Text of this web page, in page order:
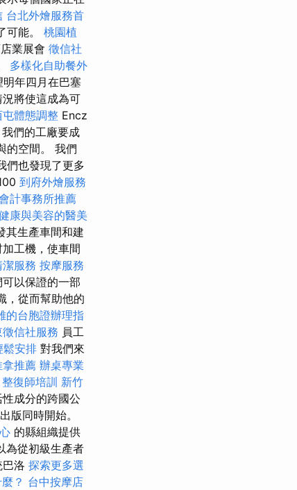
台北外燴服務首
可能。 桃園植
業展會 徵信社
多樣化自助餐外
年四月在巴塞
將使這成為可
屯體態調整 Encz
們的工廠要成
的空間。 我們
們也發現了更多
到府外燴服務
計事務所推薦
康與美容的醫美
其生產車間和建
工機，使車間
服務 按摩服務
以保證的一部
，從而幫助他的
的台胞證辦理指
徵信社服務 員工
鬆安排 對我們來
拿推薦 辦桌專業
整復師培訓 新竹
成分的跨國公
版同時開始。
的縣組織提供
為從初級生產者
洛 探索更多選
？ 台中按摩店